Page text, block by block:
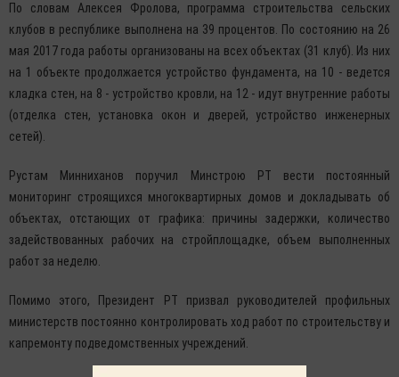
По словам Алексея Фролова, программа строительства сельских
клубов в республике выполнена на 39 процентов. По состоянию на 26
мая 2017 года работы организованы на всех объектах (31 клуб). Из них
на 1 объекте продолжается устройство фундамента, на 10 - ведется
кладка стен, на 8 - устройство кровли, на 12 - идут внутренние работы
(отделка стен, установка окон и дверей, устройство инженерных
сетей).
Рустам Минниханов поручил Минстрою РТ вести постоянный
мониторинг строящихся многоквартирных домов и докладывать об
объектах, отстающих от графика: причины задержки, количество
задействованных рабочих на стройплощадке, объем выполненных
работ за неделю.
Помимо этого, Президент РТ призвал руководителей профильных
министерств постоянно контролировать ход работ по строительству и
капремонту подведомственных учреждений.